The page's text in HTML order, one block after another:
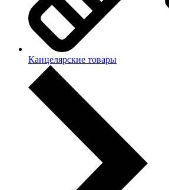
Канцелярские товары